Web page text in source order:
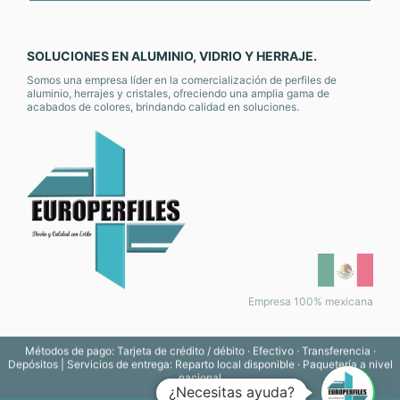
SOLUCIONES EN ALUMINIO, VIDRIO Y HERRAJE.
Somos una empresa líder en la comercialización de perfiles de
aluminio, herrajes y cristales, ofreciendo una amplia gama de
acabados de colores, brindando calidad en soluciones.
Empresa 100% mexicana
Métodos de pago: Tarjeta de crédito / débito · Efectivo · Transferencia ·
Depósitos | Servicios de entrega: Reparto local disponible · Paquetería a nivel
nacional
¿Necesitas ayuda?